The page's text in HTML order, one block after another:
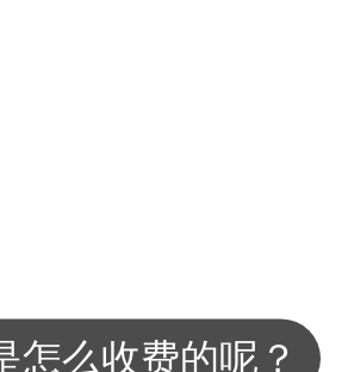
怎么收费的呢？